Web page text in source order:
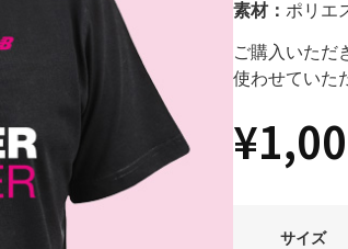
素材： ポリエ
ご購入いただ
使わせていた
¥
サイズ